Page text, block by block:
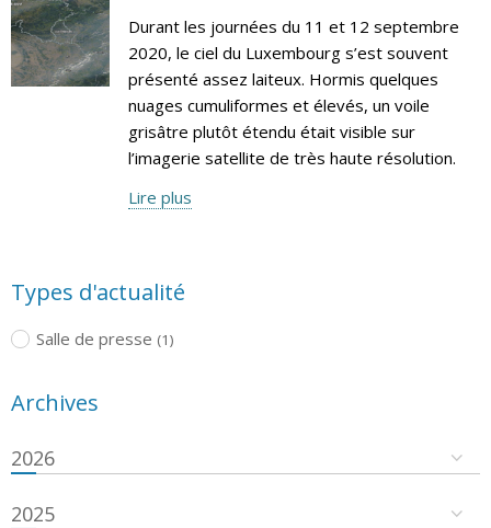
Durant les journées du 11 et 12 septembre
2020, le ciel du Luxembourg s’est souvent
présenté assez laiteux. Hormis quelques
nuages cumuliformes et élevés, un voile
grisâtre plutôt étendu était visible sur
l’imagerie satellite de très haute résolution.
Lire plus
Types d'actualité
Salle de presse (1)
Archives
2026
2025